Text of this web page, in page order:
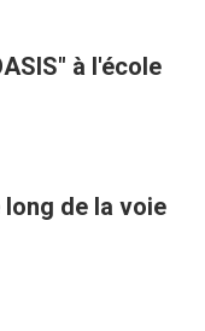
à l'école
long de la voie